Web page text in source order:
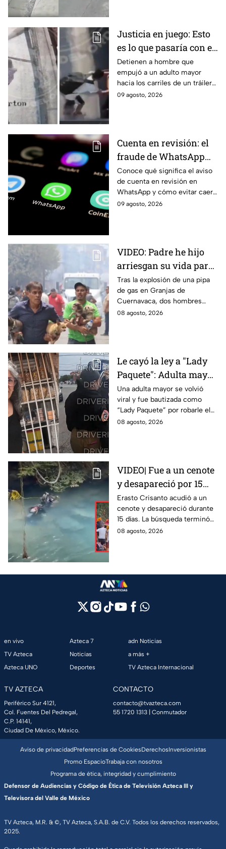
Justicia en juego: Esto
es lo que pasaría con el
agresor del adulto
mayor arrojado a un
tráiler en Monterrey
Detienen a hombre que
empujó a un adulto mayor
hacia los carriles de un tráiler
en Monterrey. Conoce los
09 agosto, 2026
Cuenta en revisión: el
fraude de WhatsApp
que pone en alerta a
autoridades de Jalisco;
así funciona
Conoce qué significa el aviso
de cuenta en revisión en
WhatsApp y cómo evitar caer
en estafas tras la alerta emitida
09 agosto, 2026
VIDEO: Padre he hijo
arriesgan su vida para
rescatar a sus perritos
tras la explosión de
pipa de gas en
Cuernavaca
Tras la explosión de una pipa
de gas en Granjas de
Cuernavaca, dos hombres
arriesgaron su vida para volver
08 agosto, 2026
Le cayó la ley a "Lady
Paquete": Adulta mayor
le roba celular a
repartidor y la policía
va por ella a su casa
Una adulta mayor se volvió
viral y fue bautizada como
“Lady Paquete” por robarle el
celular a un repartidor en
08 agosto, 2026
VIDEO| Fue a un cenote
y desapareció por 15
días; así encontraron al
pescador Erasto
Crisanto
Erasto Crisanto acudió a un
cenote y desapareció durante
15 días. La búsqueda terminó
cuando el pescador fue
08 agosto, 2026
en vivo
TV Azteca
Azteca UNO
Azteca 7
Noticias
Deportes
adn Noticias
a más +
TV Azteca Internacional
TV AZTECA
Periférico Sur 4121,
Col. Fuentes Del Pedregal,
C.P. 14141,
Ciudad De México, México.
CONTACTO
contacto@tvazteca.com
55 1720 1313 | Conmutador
TV Azteca, M.R. & ©, TV Azteca, S.A.B. de C.V. Todos los derechos reservados,
2025.
Aviso de privacidadPreferencias de CookiesDerechosInversionistas
Promo EspacioTrabaja con nosotros
Programa de ética, integridad y cumplimiento
Defensor de Audiencias y Código de Ética de Televisión Azteca III y
Televisora del Valle de México